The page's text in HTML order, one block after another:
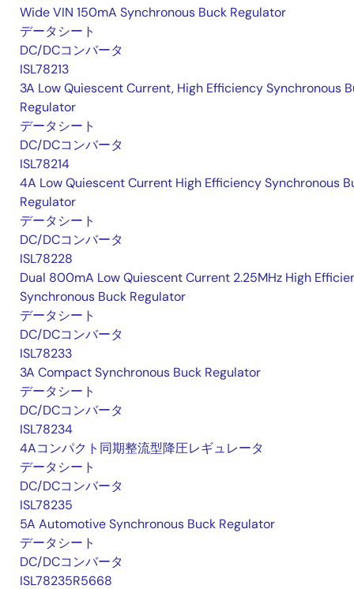
Wide VIN 150mA Synchronous Buck Regulator
データシート
DC/DCコンバータ
ISL78213
3A Low Quiescent Current, High Efficiency Synchronous
Regulator
データシート
DC/DCコンバータ
ISL78214
4A Low Quiescent Current High Efficiency Synchronous
Regulator
データシート
DC/DCコンバータ
ISL78228
Dual 800mA Low Quiescent Current 2.25MHz High
Synchronous Buck Regulator
データシート
DC/DCコンバータ
ISL78233
3A Compact Synchronous Buck Regulator
データシート
DC/DCコンバータ
ISL78234
4Aコンパクト同期整流型降圧レギュレータ
データシート
DC/DCコンバータ
ISL78235
5A Automotive Synchronous Buck Regulator
データシート
DC/DCコンバータ
ISL78235R5668